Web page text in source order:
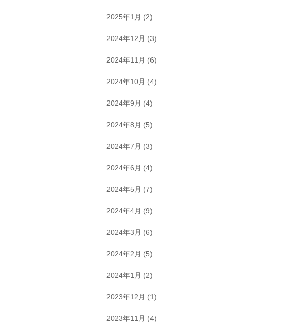
2025年1月 (2)
2024年12月 (3)
2024年11月 (6)
2024年10月 (4)
2024年9月 (4)
2024年8月 (5)
2024年7月 (3)
2024年6月 (4)
2024年5月 (7)
2024年4月 (9)
2024年3月 (6)
2024年2月 (5)
2024年1月 (2)
2023年12月 (1)
2023年11月 (4)